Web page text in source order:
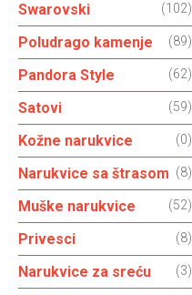
Swarovski (102)
Poludrago kamenje (89)
Pandora Style (62)
Satovi (59)
Kožne narukvice (0)
Narukvice sa štrasom (8)
Muške narukvice (52)
Privesci (8)
Narukvice za sreću (3)